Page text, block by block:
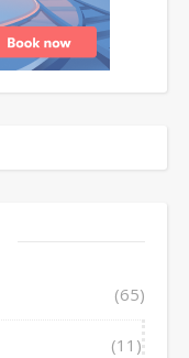
(65)
(11)